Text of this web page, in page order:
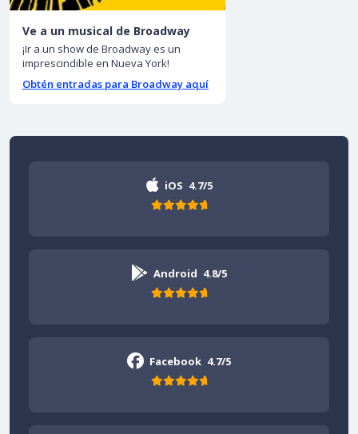
Ve a un musical de Broadway
¡Ir a un show de Broadway es un
imprescindible en Nueva York!
Obtén entradas para Broadway aquí
iOS 4.7/5
Android 4.8/5
Facebook 4.7/5